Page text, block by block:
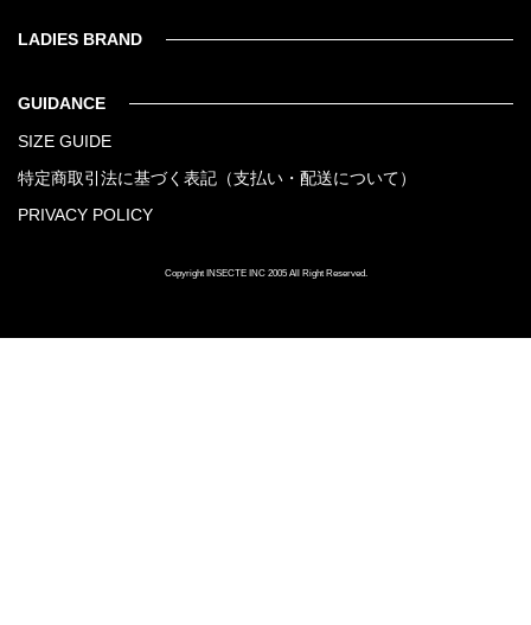
LADIES BRAND
GUIDANCE
SIZE GUIDE
特定商取引法に基づく表記（支払い・配送について）
PRIVACY POLICY
Copyright INSECTE INC 2005 All Right Reserved.